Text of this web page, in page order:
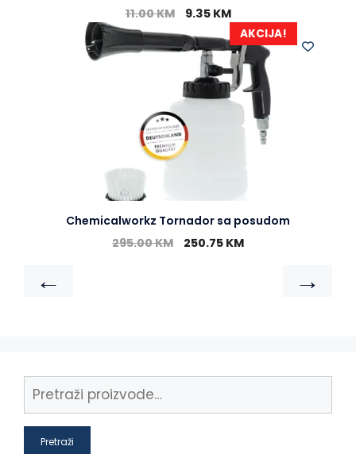
11.00KM 9.35 KM
AKCIJA!
Chemicalworkz Tornador sa posudom
295.00KM 250.75 KM
← →
Pretraži